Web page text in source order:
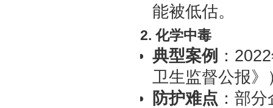
能被低估。
2. 化学中毒
典型案例 ：
卫生监督公报》
防护难点 ：部